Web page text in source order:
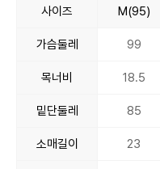
사이즈 M(95)
가슴둘레 99
목너비 18.5
밑단둘레 85
소매길이 23